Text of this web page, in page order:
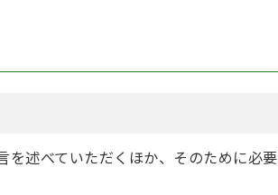
を述べていただくほか、そのために必要